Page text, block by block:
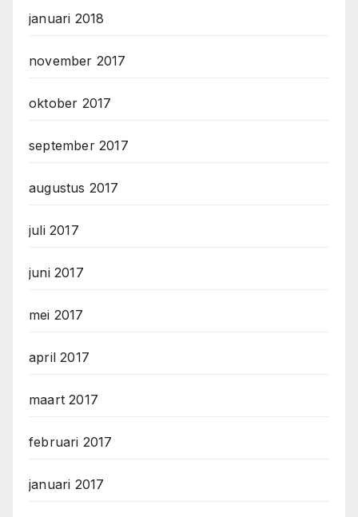
januari 2018
november 2017
oktober 2017
september 2017
augustus 2017
juli 2017
juni 2017
mei 2017
april 2017
maart 2017
februari 2017
januari 2017